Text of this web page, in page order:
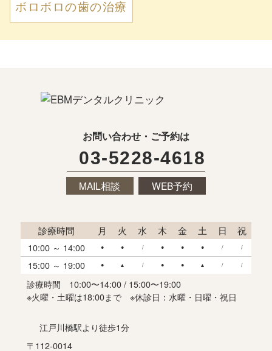
ボロボロの歯の治療
お問い合わせ・ご予約は
03-5228-4618
MAIL相談 WEB予約
診療時間 月 火 水 木 金 土 日 祝
10:00 ～ 14:00 ● ● / ● ● ● / /
15:00 ～ 19:00 ● ▲ / ● ● ▲ / /
診療時間
10:00〜14:00 / 15:00〜19:00
※火曜・土曜は18:00まで
※休診日：水曜・日曜・祝日
江戸川橋駅より徒歩1分
〒112-0014